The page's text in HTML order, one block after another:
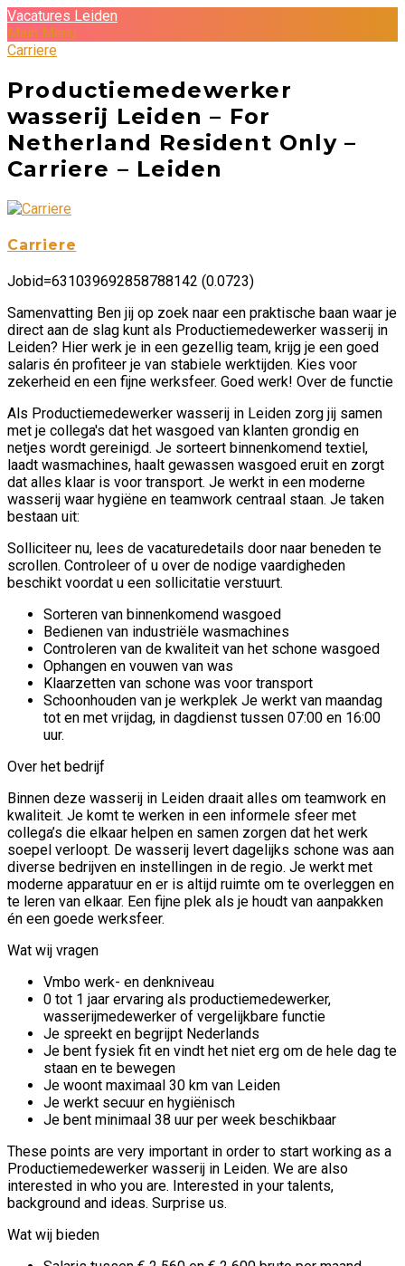
Vacatures Leiden
Main Menu
Carriere
Productiemedewerker
wasserij Leiden – For
Netherland Resident Only –
Carriere – Leiden
Carriere
Jobid=631039692858788142 (0.0723)
Samenvatting Ben jij op zoek naar een praktische baan waar je
direct aan de slag kunt als Productiemedewerker wasserij in
Leiden? Hier werk je in een gezellig team, krijg je een goed
salaris én profiteer je van stabiele werktijden. Kies voor
zekerheid en een fijne werksfeer. Goed werk! Over de functie
Als Productiemedewerker wasserij in Leiden zorg jij samen
met je collega's dat het wasgoed van klanten grondig en
netjes wordt gereinigd. Je sorteert binnenkomend textiel,
laadt wasmachines, haalt gewassen wasgoed eruit en zorgt
dat alles klaar is voor transport. Je werkt in een moderne
wasserij waar hygiëne en teamwork centraal staan. Je taken
bestaan uit:
Solliciteer nu, lees de vacaturedetails door naar beneden te
scrollen. Controleer of u over de nodige vaardigheden
beschikt voordat u een sollicitatie verstuurt.
Sorteren van binnenkomend wasgoed
Bedienen van industriële wasmachines
Controleren van de kwaliteit van het schone wasgoed
Ophangen en vouwen van was
Klaarzetten van schone was voor transport
Schoonhouden van je werkplek Je werkt van maandag
tot en met vrijdag, in dagdienst tussen 07:00 en 16:00
uur.
Over het bedrijf
Binnen deze wasserij in Leiden draait alles om teamwork en
kwaliteit. Je komt te werken in een informele sfeer met
collega’s die elkaar helpen en samen zorgen dat het werk
soepel verloopt. De wasserij levert dagelijks schone was aan
diverse bedrijven en instellingen in de regio. Je werkt met
moderne apparatuur en er is altijd ruimte om te overleggen en
te leren van elkaar. Een fijne plek als je houdt van aanpakken
én een goede werksfeer.
Wat wij vragen
Vmbo werk- en denkniveau
0 tot 1 jaar ervaring als productiemedewerker,
wasserijmedewerker of vergelijkbare functie
Je spreekt en begrijpt Nederlands
Je bent fysiek fit en vindt het niet erg om de hele dag te
staan en te bewegen
Je woont maximaal 30 km van Leiden
Je werkt secuur en hygiënisch
Je bent minimaal 38 uur per week beschikbaar
These points are very important in order to start working as a
Productiemedewerker wasserij in Leiden. We are also
interested in who you are. Interested in your talents,
background and ideas. Surprise us.
Wat wij bieden